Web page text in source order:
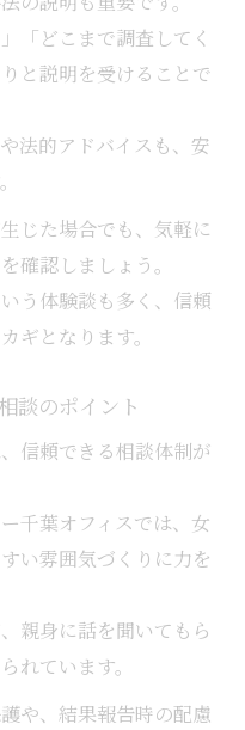
「どこまで調査してく
と説明を受けることで
法的アドバイスも、安
じた場合でも、気軽に
確認しましょう。
う体験談も多く、信頼
ギとなります。
談のポイント
信頼できる相談体制が
千葉オフィスでは、女
い雰囲気づくりに力を
親身に話を聞いてもら
れています。
や、結果報告時の配慮